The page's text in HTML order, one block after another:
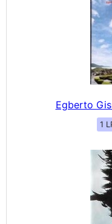
Egberto
1